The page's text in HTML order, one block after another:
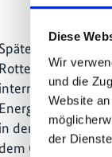
Diese
Wir
und die
Website
der
Später in diesem
Rotterdam eine
internationale
in der Cartagena-
dem Coral-Projekt